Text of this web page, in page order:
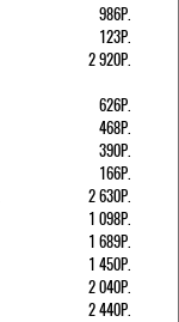
986Р.
123Р.
2 920Р.
626Р.
468Р.
390Р.
166Р.
2 630Р.
1 098Р.
1 689Р.
1 450Р.
2 040Р.
2 440Р.